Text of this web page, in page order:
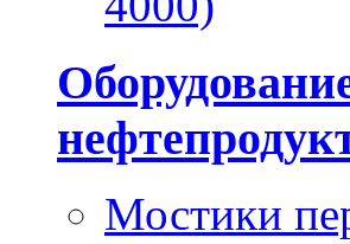
Мостики